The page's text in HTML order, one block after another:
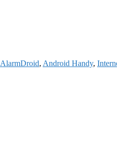
AlarmDroid, Android Handy,